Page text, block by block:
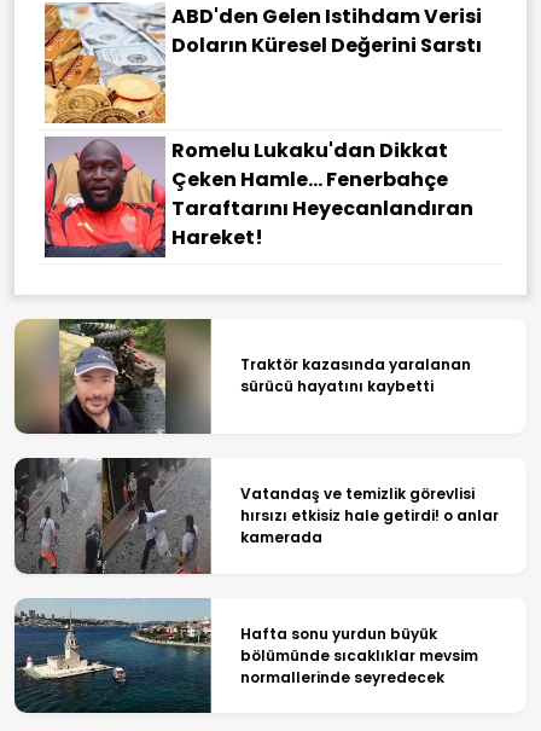
ABD'den Gelen Istihdam Verisi
Doların Küresel Değerini Sarstı
Romelu Lukaku'dan Dikkat
Çeken Hamle... Fenerbahçe
Taraftarını Heyecanlandıran
Hareket!
Traktör kazasında yaralanan
sürücü hayatını kaybetti
Vatandaş ve temizlik görevlisi
hırsızı etkisiz hale getirdi! o anlar
kamerada
Hafta sonu yurdun büyük
bölümünde sıcaklıklar mevsim
normallerinde seyredecek